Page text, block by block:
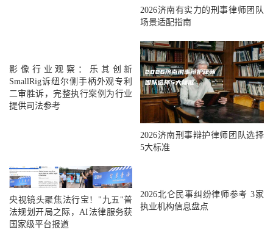
2026济南有实力的刑事律师团队
场景适配指南
影像行业观察：乐其创新
SmallRig诉纽尔侧手柄外观专利
二审胜诉，完整执行案例为行业
提供司法参考
2026济南刑事辩护律师团队选择
5大标准
央视镜头聚焦法行宝！"九五"普
法规划开局之际，AI法律服务获
国家级平台报道
2026北仑民事纠纷律师参考 3家
执业机构信息盘点